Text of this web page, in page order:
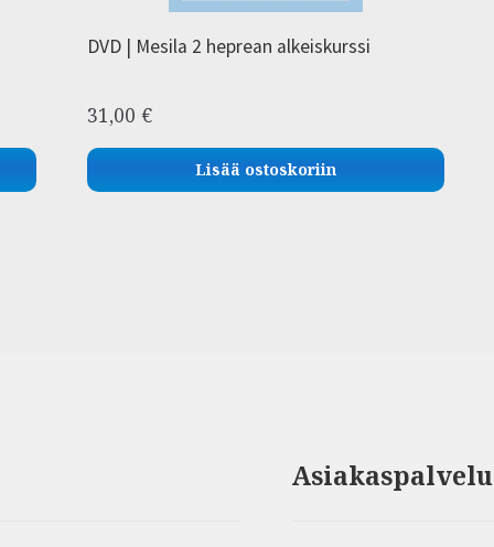
DVD | Mesila 2 heprean alkeiskurssi
31,00€
Lisää ostoskoriin
Asiakaspalvelu